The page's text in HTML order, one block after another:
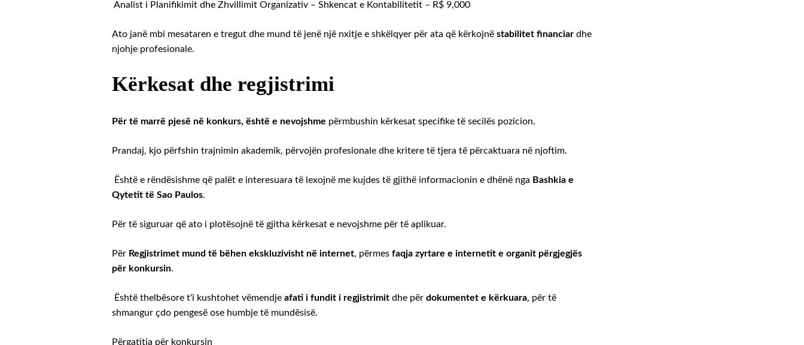
Analist i Planifikimit dhe Zhvillimit Organizativ – Shkencat e Kontabilitetit – R$ 9,000
Ato janë mbi mesataren e tregut dhe mund të jenë një nxitje e shkëlqyer për ata që kërkojnë stabilitet financiar dhe
njohje profesionale.
Kërkesat dhe regjistrimi
Për të marrë pjesë në konkurs, është e nevojshme përmbushin kërkesat specifike të secilës pozicion.
Prandaj, kjo përfshin trajnimin akademik, përvojën profesionale dhe kritere të tjera të përcaktuara në njoftim.
Është e rëndësishme që palët e interesuara të lexojnë me kujdes të gjithë informacionin e dhënë nga Bashkia e
Qytetit të Sao Paulos.
Për të siguruar që ato i plotësojnë të gjitha kërkesat e nevojshme për të aplikuar.
Për Regjistrimet mund të bëhen ekskluzivisht në internet, përmes faqja zyrtare e internetit e organit përgjegjës
për konkursin.
Është thelbësore t'i kushtohet vëmendje afati i fundit i regjistrimit dhe për dokumentet e kërkuara, për të
shmangur çdo pengesë ose humbje të mundësisë.
Përgatitja për konkursin